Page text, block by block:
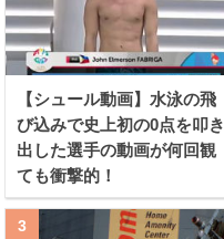
【シュール動画】水泳の飛
び込みで史上初の0点を叩き
出した選手の動画が何回観
ても衝撃的！